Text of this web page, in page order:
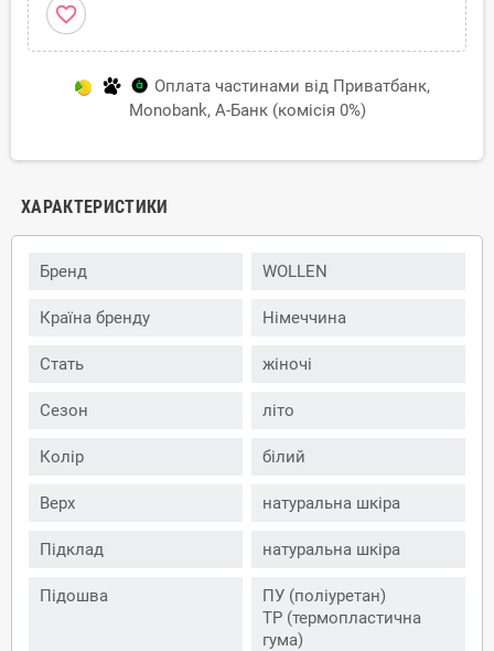
favorite_border
Оплата частинами від Приватбанк,
Monobank, А-Банк (комісія 0%)
ХАРАКТЕРИСТИКИ
Бренд WOLLEN
Країна бренду Німеччина
Стать жіночі
Сезон літо
Колір білий
Верх натуральна шкіра
Підклад натуральна шкіра
Підошва
ПУ (поліуретан)
ТР (термопластична
гума)